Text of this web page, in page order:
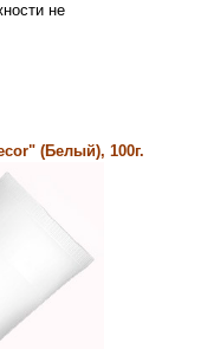
не
(Белый), 100г.